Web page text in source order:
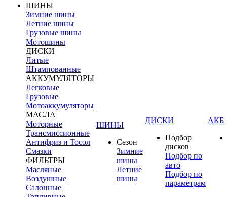
ШИНЫ
Зимние шины
Летние шины
Грузовые шины
Мотошины
ДИСКИ
Литые
Штампованные
АККУМУЛЯТОРЫ
Легковые
Грузовые
Мотоаккумуляторы
МАСЛА
Моторные
Трансмиссионные
Антифриз и Тосол
Смазки
ФИЛЬТРЫ
Масляные
Воздушные
Салонные
ШИНЫ
Сезон
Зимние
шины
Летние
шины
ДИСКИ
Подбор
дисков
Подбор по
авто
Подбор по
параметрам
АКБ